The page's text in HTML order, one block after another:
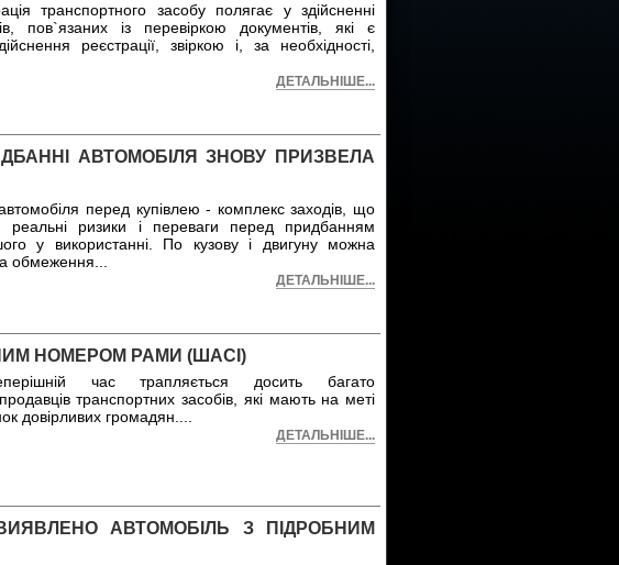
транспортного засобу полягає у здійсненні
пов`язаних із перевіркою документів, які є
реєстрації, звіркою і, за необхідності,
ДЕТАЛЬНІШЕ...
АВТОМОБІЛЯ ЗНОВУ ПРИЗВЕЛА
перед купівлею - комплекс заходів, що
реальні ризики і переваги перед придбанням
у використанні. По кузову і двигуну можна
обмеження
ДЕТАЛЬНІШЕ...
НОМЕРОМ РАМИ (ШАСІ)
час трапляється досить багато
транспортних засобів, які мають на меті
довірливих громадян.
ДЕТАЛЬНІШЕ...
АВТОМОБІЛЬ З ПІДРОБНИМ